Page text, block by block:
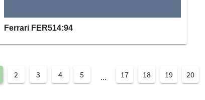
Ferrari FER514:94
2 3 4 5 ... 17 18 19 20